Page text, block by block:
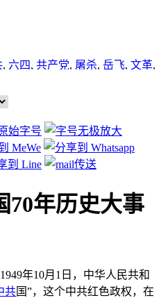
, 六四, 共产党, 屠杀, 岳飞, 文革,
70年历史大事
年10月1日，中华人民共和
共国”，这个中共红色政权，在